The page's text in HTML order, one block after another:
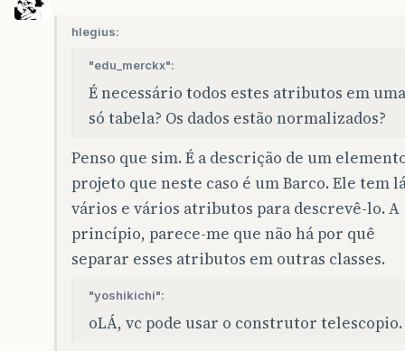
hlegius:
"edu_merckx":
É necessário todos estes atributos em uma
só tabela? Os dados estão normalizados?
Penso que sim. É a descrição de um
projeto que neste caso é um Barco. Ele tem
vários e vários atributos para descrevê-lo. A
princípio, parece-me que não há por quê
separar esses atributos em outras classes.
"yoshikichi":
oLÁ, vc pode usar o construtor telescopio.